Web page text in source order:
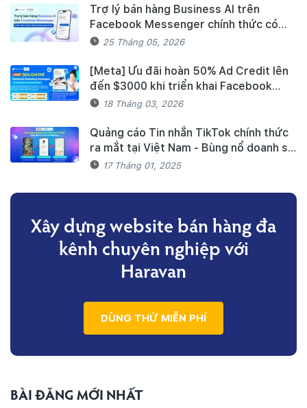
hiệu quả
Trợ lý bán hàng Business AI trên
Facebook Messenger chính thức có
mặt trên Haravan Harasocial
25 Tháng 05, 2026
[Meta] Ưu đãi hoàn 50% Ad Credit lên
đến $3000 khi triển khai Facebook
Marketing Messages dành cho khách
18 Tháng 03, 2026
Quảng cáo Tin nhắn TikTok chính thức
ra mắt tại Việt Nam - Bùng nổ doanh số
mùa Tết cùng TikTok và Haravan
17 Tháng 01, 2025
Xây dựng website bán hàng đa
kênh chuyên nghiệp với
Haravan
DÙNG THỬ MIỄN PHÍ
BÀI ĐĂNG MỚI NHẤT